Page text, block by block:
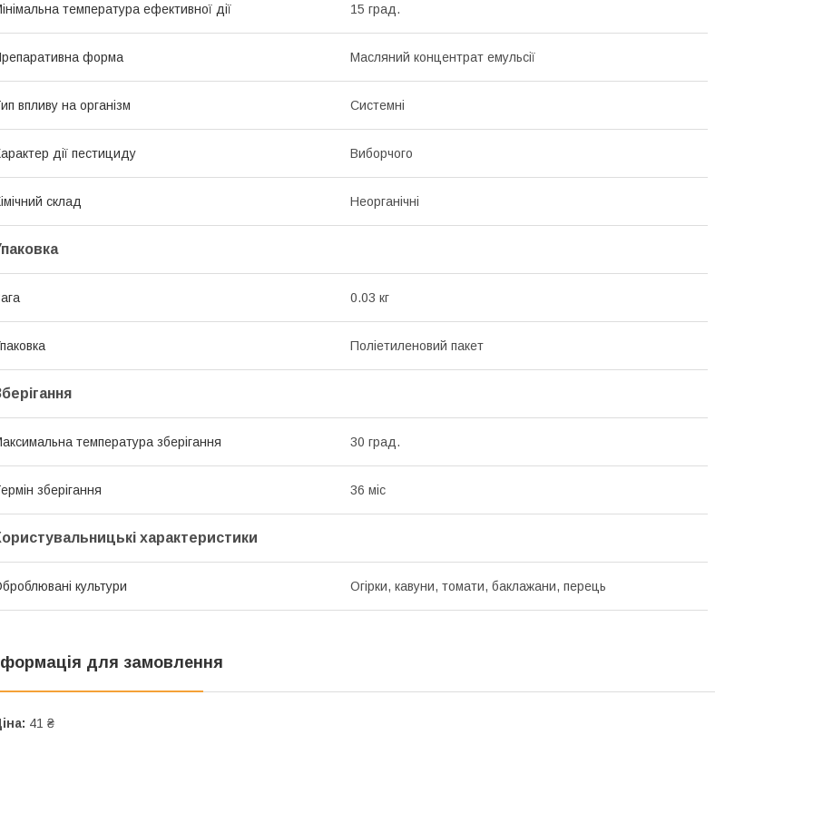
температура ефективної дії 15 град.
форма Масляний концентрат емульсії
впливу на організм Системні
дії пестициду Виборчого
склад Неорганічні
0.03 кг
Поліетиленовий пакет
температура зберігання 30 град.
зберігання 36 міс
характеристики
культури Огірки, кавуни, томати, баклажани, перець
для замовлення
41 ₴